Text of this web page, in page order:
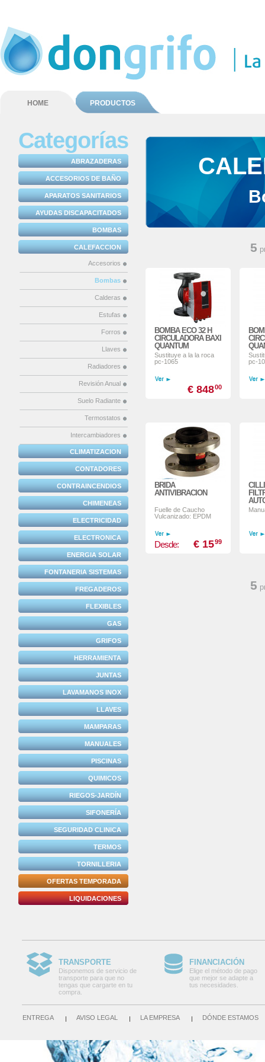
HOME PRODUCTOS
5
BOMBA ECO 32 H
CIRCULADORA BAXI
QUANTUM
Sustituye a la la roca
pc-1065
€ 84800
pc-
BRIDA
ANTIVIBRACION
Fuelle de Caucho
Vulcanizado: EPDM
Desde: € 1599
5
Categorías
ABRAZADERAS
ACCESORIOS DE BAÑO
APARATOS SANITARIOS
AYUDAS DISCAPACITADOS
BOMBAS
CALEFACCION
Accesorios
Bombas
Calderas
Estufas
Forros
Llaves
Radiadores
Revisión Anual
Suelo Radiante
Termostatos
Intercambiadores
CLIMATIZACION
CONTADORES
CONTRAINCENDIOS
CHIMENEAS
ELECTRICIDAD
ELECTRONICA
ENERGIA SOLAR
FONTANERIA SISTEMAS
FREGADEROS
FLEXIBLES
GAS
GRIFOS
HERRAMIENTA
JUNTAS
LAVAMANOS INOX
LLAVES
MAMPARAS
MANUALES
PISCINAS
QUIMICOS
RIEGOS-JARDÍN
SIFONERÍA
SEGURIDAD CLINICA
TERMOS
TORNILLERIA
OFERTAS TEMPORADA
LIQUIDACIONES
TRANSPORTE
Disponemos de servicio de
transporte para que no
tengas que cargarte en tu
compra.
FINANCIACIÓN
Elige el método de pago
que mejor se adapte a
tus necesidades.
ENTREGA AVISO LEGAL LA EMPRESA DÓNDE ESTAMOS